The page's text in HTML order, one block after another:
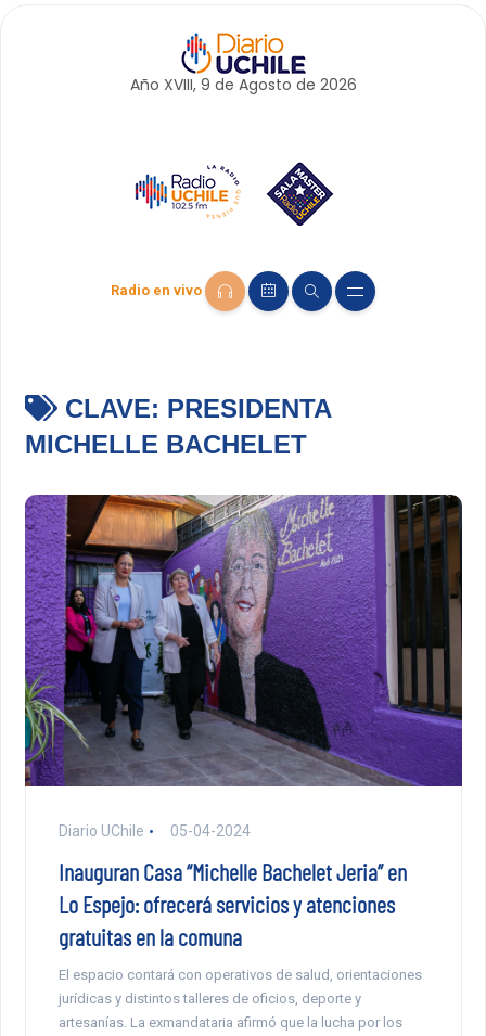
Año XVIII, 9 de Agosto de 2026
Radio en vivo
CLAVE: PRESIDENTA
MICHELLE BACHELET
Diario UChile 05-04-2024
Inauguran Casa “Michelle Bachelet Jeria” en
Lo Espejo: ofrecerá servicios y atenciones
gratuitas en la comuna
El espacio contará con operativos de salud, orientaciones
jurídicas y distintos talleres de oficios, deporte y
artesanías. La exmandataria afirmó que la lucha por los